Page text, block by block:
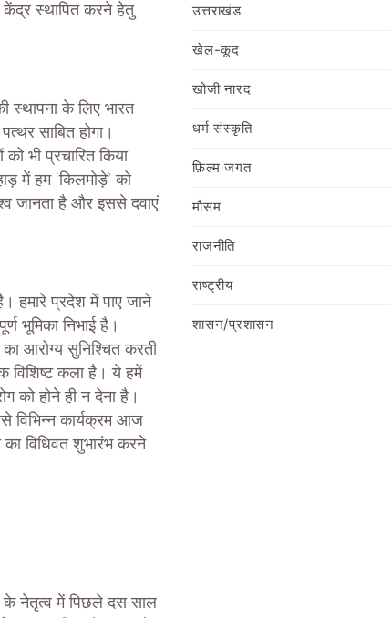
स्थापित करने हेतु
स्थापना के लिए भारत
साबित होगा।
भी प्रचारित किया
में हम ‘किलमोड़े’ को
जानता है और इससे दवाएं
हमारे प्रदेश में पाए जाने
भूमिका निभाई है।
का आरोग्य सुनिश्चित करती
विशिष्ट कला है। ये हमें
को होने ही न देना है।
विभिन्न कार्यक्रम आज
का विधिवत शुभारंभ करने
के नेतृत्व में पिछले दस साल
उत्तराखंड
खेल-कूद
खोजी नारद
धर्म संस्कृति
फ़िल्‍म जगत
मौसम
राजनीति
राष्ट्रीय
शासन/प्रशासन